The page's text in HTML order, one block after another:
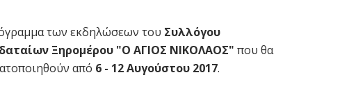
των εκδηλώσεων του Συλλόγου
Ξηρομέρου "Ο ΑΓΙΟΣ ΝΙΚΟΛΑΟΣ" που θα
από 6 - 12 Αυγούστου 2017.